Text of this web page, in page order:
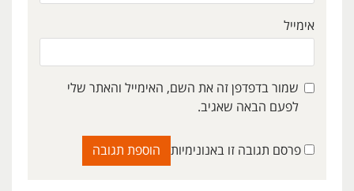
אימייל
שמור בדפדפן זה את השם, האימייל והאתר שלי
לפעם הבאה שאגיב.
פרסם תגובה זו באנונימיות